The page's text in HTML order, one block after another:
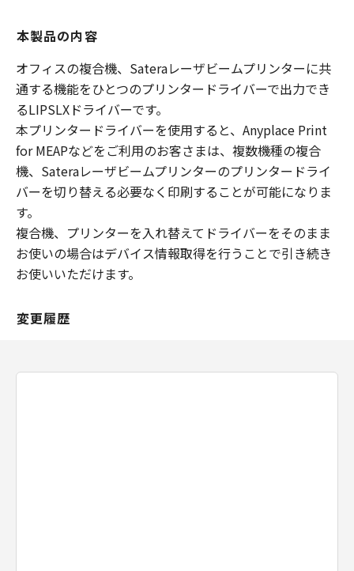
本製品の内容
オフィスの複合機、Sateraレーザビームプリンターに共
通する機能をひとつのプリンタードライバーで出力でき
るLIPSLXドライバーです。
本プリンタードライバーを使用すると、Anyplace Print
for MEAPなどをご利用のお客さまは、複数機種の複合
機、Sateraレーザビームプリンターのプリンタードライ
バーを切り替える必要なく印刷することが可能になりま
す。
複合機、プリンターを入れ替えてドライバーをそのまま
お使いの場合はデバイス情報取得を行うことで引き続き
お使いいただけます。
変更履歴